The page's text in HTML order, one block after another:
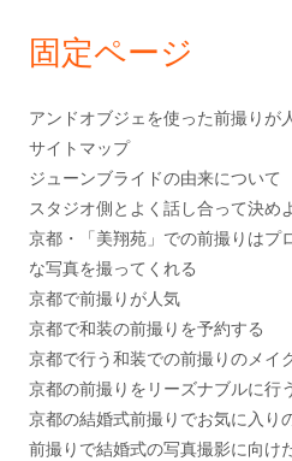
バ
ー
固定ページ
アンドオブジェを使った前撮りが
サイトマップ
ジューンブライドの由来について
スタジオ側とよく話し合って決め
京都・「美翔苑」での前撮りはプ
な写真を撮ってくれる
京都で前撮りが人気
京都で和装の前撮りを予約する
京都で行う和装での前撮りのメイ
京都の前撮りをリーズナブルに行
京都の結婚式前撮りでお気に入り
前撮りで結婚式の写真撮影に向け